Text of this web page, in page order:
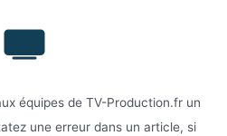
équipes de TV-Production.fr un
une erreur dans un article, si